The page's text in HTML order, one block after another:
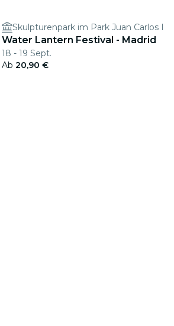
Skulpturenpark im Park Juan Carlos I
Water Lantern Festival - Madrid
18 - 19 Sept.
Ab 20,90 €